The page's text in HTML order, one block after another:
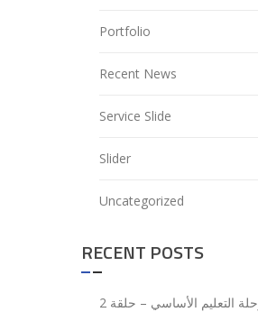
Portfolio
Recent News
Service Slide
Slider
Uncategorized
RECENT POSTS
لوائح الكتب لمرحلة التعليم الأساسي – حلقة 2